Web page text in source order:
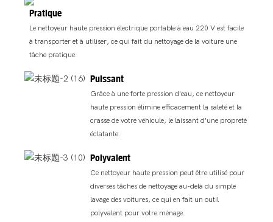
Pratique
Le nettoyeur haute pression électrique portable à eau 220 V est facile
à transporter et à utiliser, ce qui fait du nettoyage de la voiture une
tâche pratique.
Puissant
Grâce à une forte pression d'eau, ce nettoyeur
haute pression élimine efficacement la saleté et la
crasse de votre véhicule, le laissant d'une propreté
éclatante.
Polyvalent
Ce nettoyeur haute pression peut être utilisé pour
diverses tâches de nettoyage au-delà du simple
lavage des voitures, ce qui en fait un outil
polyvalent pour votre ménage.